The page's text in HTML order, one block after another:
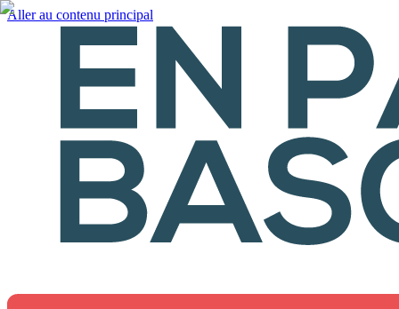
Aller au contenu principal